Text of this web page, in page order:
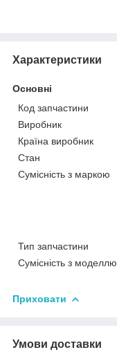
Характеристики
Основні
Код запчастини
Виробник
Країна виробник
Стан
Сумісність з маркою
Тип запчастини
Сумісність з моделлю
Приховати
Умови доставки